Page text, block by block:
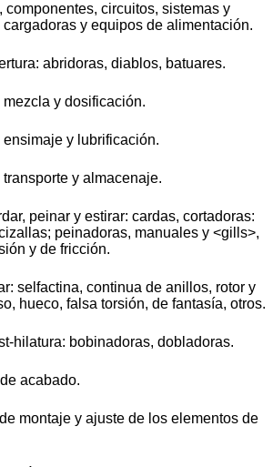
componentes, circuitos, sistemas y
y equipos de alimentación.
abridoras, diablos, batuares.
mezcla y dosificación.
ensimaje y lubrificación.
transporte y almacenaje.
peinar y estirar: cardas, cortadoras:
peinadoras, manuales y <gills>,
y de fricción.
selfactina, continua de anillos, rotor y
hueco, falsa torsión, de fantasía, otros.
hilatura: bobinadoras, dobladoras.
acabado.
montaje y ajuste de los elementos de